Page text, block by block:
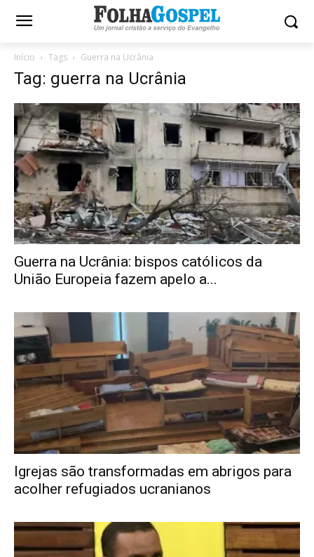
Início Tags Guerra na Ucrânia
Tag: guerra na Ucrânia
Guerra na Ucrânia: bispos católicos da
União Europeia fazem apelo a...
Igrejas são transformadas em abrigos para
acolher refugiados ucranianos